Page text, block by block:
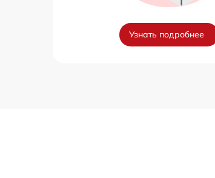
Узнать подробнее